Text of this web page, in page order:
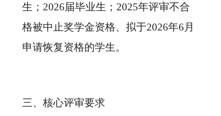
生；2026届毕业生；2025年评审不合
格被中止奖学金资格、拟于2026年6月
申请恢复资格的学生。
三、核心评审要求